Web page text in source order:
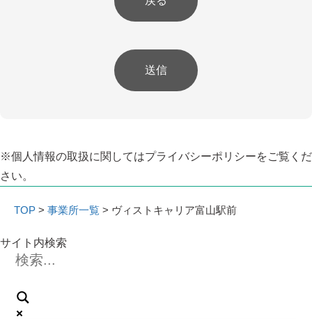
※個人情報の取扱に関してはプライバシーポリシーをご覧くだ
さい。
TOP > 事業所一覧 > ヴィストキャリア富山駅前
サイト内検索